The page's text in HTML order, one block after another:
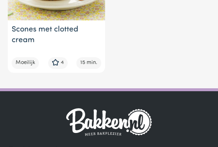
Scones met clotted
cream
Moeilijk 4 15 min.